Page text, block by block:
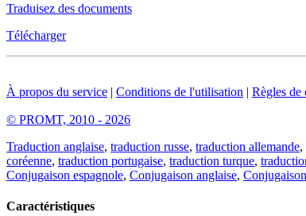
Traduisez des documents
Télécharger
À propos du service | Conditions de l'utilisation | Règles
© PROMT, 2010 - 2026
Traduction anglaise, traduction russe, traduction allemande,
coréenne, traduction portugaise, traduction turque,
Conjugaison espagnole, Conjugaison anglaise,
Caractéristiques